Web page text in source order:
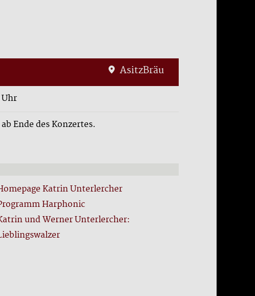
AsitzBräu
Ende des Konzertes.
Katrin Unterlercher
Harphonic
und Werner Unterlercher: